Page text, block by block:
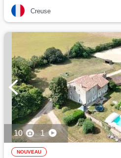
Creuse
10 1
NOUVEAU